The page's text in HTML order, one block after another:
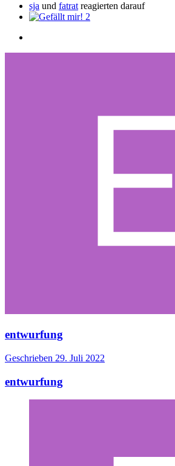
sja und fatrat reagierten darauf
2
entwurfung
Geschrieben 29. Juli 2022
entwurfung